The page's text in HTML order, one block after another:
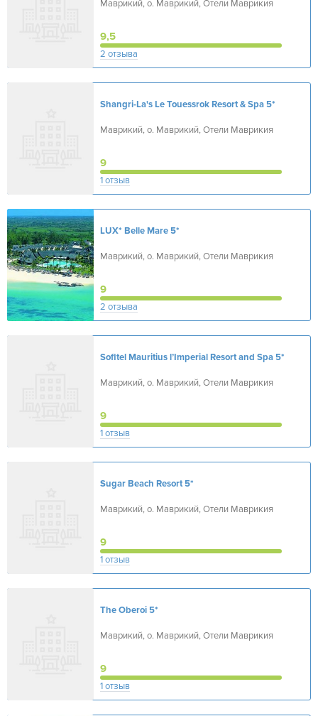
Маврикий, о. Маврикий, Отели Маврикия
9,5
2 отзыва
Shangri-La's Le Touessrok Resort & Spa5*
Маврикий, о. Маврикий, Отели Маврикия
9
1 отзыв
LUX* Belle Mare5*
Маврикий, о. Маврикий, Отели Маврикия
9
2 отзыва
Sofitel Mauritius l’Imperial Resort and Spa5*
Маврикий, о. Маврикий, Отели Маврикия
9
1 отзыв
Sugar Beach Resort5*
Маврикий, о. Маврикий, Отели Маврикия
9
1 отзыв
The Oberoi5*
Маврикий, о. Маврикий, Отели Маврикия
9
1 отзыв